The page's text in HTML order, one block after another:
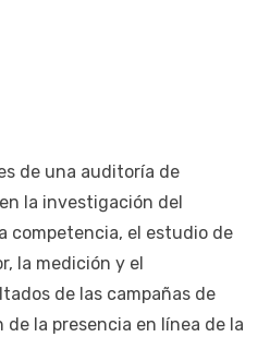
de una auditoría de
la investigación del
competencia, el estudio de
la medición y el
de las campañas de
la presencia en línea de la